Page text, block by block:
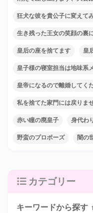
狂犬な彼を貴公子に変えて
生き残った王女の笑顔の裏
皇后の座を捨てます 皇
皇子様の寝室担当は地味系
皇帝になるので離婚してく
私を捨てた家門には戻りま
赤い瞳の廃皇子 身代わ
野蛮のプロポーズ 闇の
カテゴリー
キーワードから探す